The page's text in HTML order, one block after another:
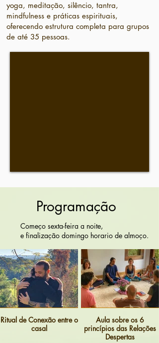
yoga, meditação, silêncio, tantra,
mindfulness e práticas espirituais,
oferecendo estrutura completa para grupos
de até 35 pessoas.
Programação
Começo sexta-feira a noite,
e finalização domingo horario de almoço.
Ritual de Conexão entre o
casal
Aula sobre os 6
princípios das Relações
Despertas